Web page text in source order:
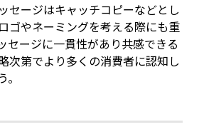
セージはキャッチコピーなどとし
ゴやネーミングを考える際にも重
セージに一貫性があり共感できる
次第でより多くの消費者に認知し